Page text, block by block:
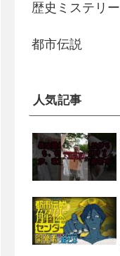
歴史ミステリー
都市伝説
人気記事